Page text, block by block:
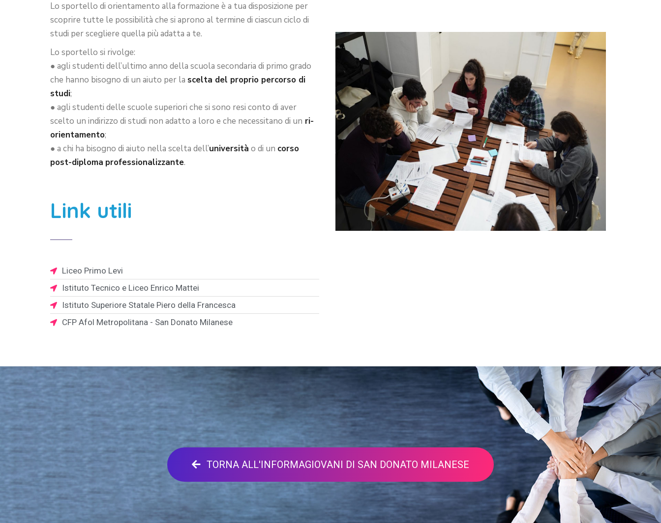
Lo sportello di orientamento alla formazione è a tua disposizione per
scoprire tutte le possibilità che si aprono al termine di ciascun ciclo di
studi per scegliere quella più adatta a te.
Lo sportello si rivolge:
● agli studenti dell’ultimo anno della scuola secondaria di primo grado
che hanno bisogno di un aiuto per la scelta del proprio percorso di
studi;
● agli studenti delle scuole superiori che si sono resi conto di aver
scelto un indirizzo di studi non adatto a loro e che necessitano di un ri-
orientamento;
● a chi ha bisogno di aiuto nella scelta dell’università o di un corso
post-diploma professionalizzante.
Link utili
Liceo Primo Levi
Istituto Tecnico e Liceo Enrico Mattei
Istituto Superiore Statale Piero della Francesca
CFP Afol Metropolitana - San Donato Milanese
TORNA ALL'INFORMAGIOVANI DI SAN DONATO MILANESE